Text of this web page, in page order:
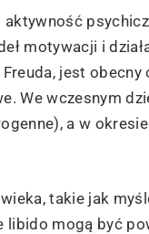
motywacji i
jest obecny
We wczesnym
a w
takie jak
libido mogą być